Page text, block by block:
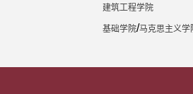
建筑工程学院
基础学院/马克思主义学